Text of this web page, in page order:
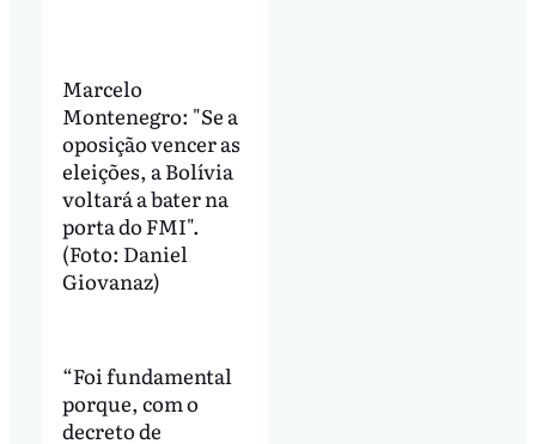
Marcelo
Montenegro: "Se a
oposição vencer as
eleições, a Bolívia
voltará a bater na
porta do FMI".
(Foto: Daniel
Giovanaz)
“Foi fundamental
porque, com o
decreto de